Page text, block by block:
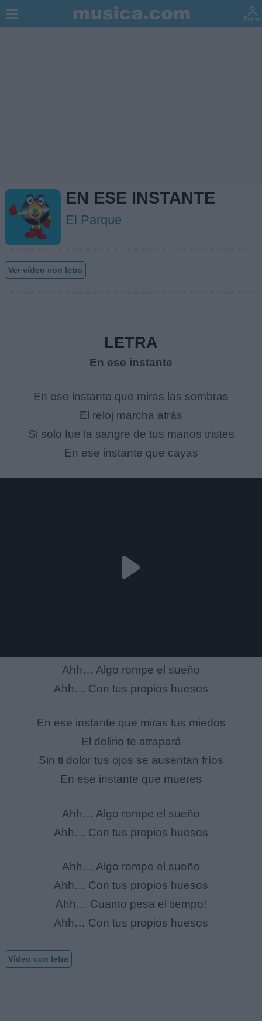
EN ESE INSTANTE
El Parque
Ver vídeo con letra
LETRA
En ese instante
En ese instante que miras las sombras
El reloj marcha atrás
Si solo fue la sangre de tus manos tristes
En ese instante que cayas
Ahh… Algo rompe el sueño
Ahh… Con tus propios huesos
En ese instante que miras tus miedos
El delirio te atrapará
Sin ti dolor tus ojos se ausentan fríos
En ese instante que mueres
Ahh… Algo rompe el sueño
Ahh… Con tus propios huesos
Ahh… Algo rompe el sueño
Ahh… Con tus propios huesos
Ahh… Cuanto pesa el tiempo!
Ahh… Con tus propios huesos
Vídeo con letra